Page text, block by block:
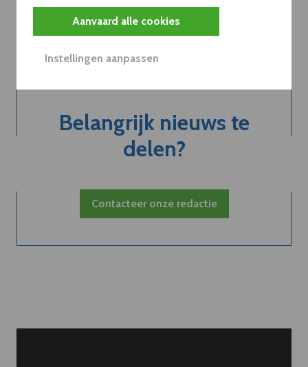
Aanvaard alle cookies
Instellingen aanpassen
Neem dVO Leads
Belangrijk nieuws te
delen?
Contacteer onze redactie